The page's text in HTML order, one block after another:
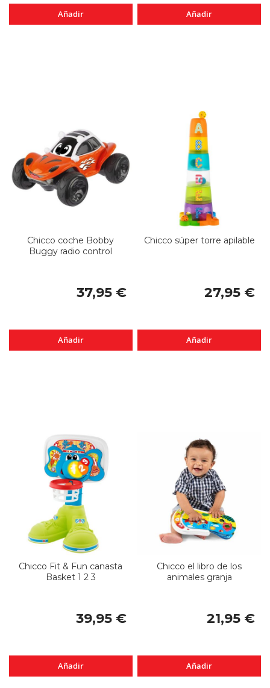
Añadir Añadir
Chicco coche Bobby
Buggy radio control
37,95 €
Añadir
Chicco súper torre apilable
27,95 €
Añadir
Chicco Fit & Fun canasta
Basket 1 2 3
39,95 €
Añadir
Chicco el libro de los
animales granja
21,95 €
Añadir